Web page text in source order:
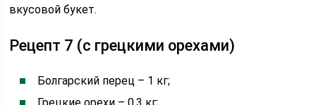
вкусовой букет.
Рецепт 7 (с грецкими орехами)
Болгарский перец – 1 кг;